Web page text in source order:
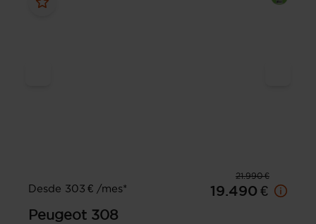
21.990 €
Desde 303 € /mes*
19.490 €
Peugeot 308